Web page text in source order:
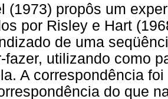
(1973) propôs um
por Risley e Hart
de uma
fazer, utilizando como
A correspondência
do que